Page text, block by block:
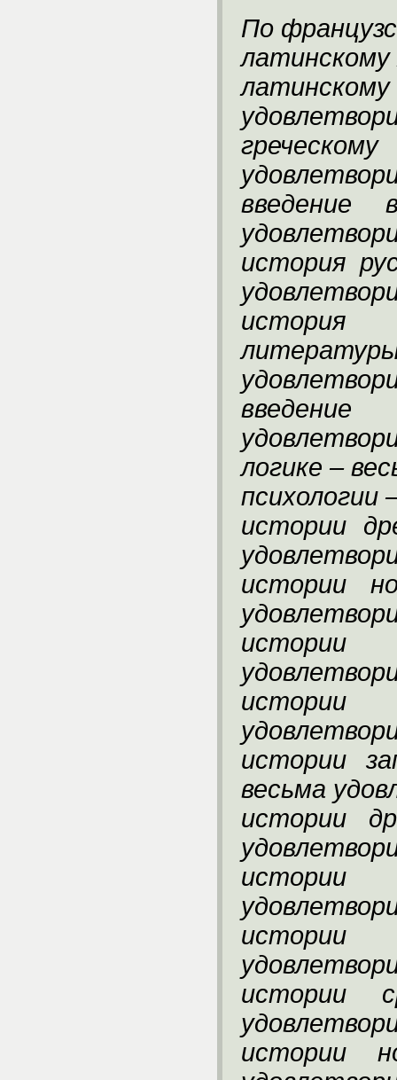
По
латинскому
введение
история
история
логике –
психологии
истории
истории
истории
истории
весьма
истории
истории
истории